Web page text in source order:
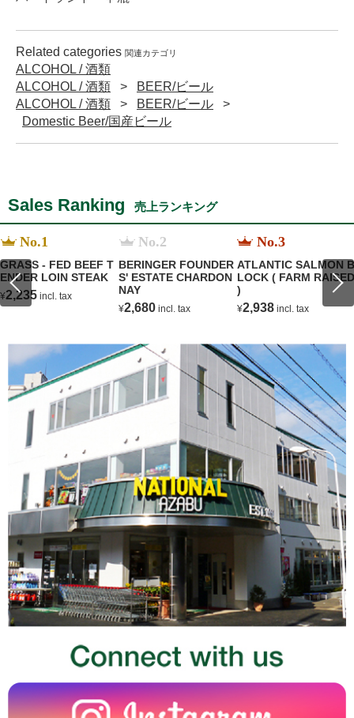
Related categories 関連カテゴリ
ALCOHOL / 酒類
ALCOHOL / 酒類
BEER/ビール
ALCOHOL / 酒類
BEER/ビール
Domestic Beer/国産ビール
Sales Ranking 売上ランキング
No.1
GRASS - FED BEEF T
ENDER LOIN STEAK
¥2,235 incl. tax
No.2
BERINGER FOUNDER
S' ESTATE CHARDON
NAY
¥2,680 incl. tax
No.3
ATLANTIC SALMON B
LOCK ( FARM RAISED
)
¥2,938 incl. tax